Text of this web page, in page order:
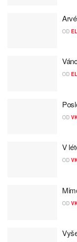
OD
OD
OD
V
OD
OD